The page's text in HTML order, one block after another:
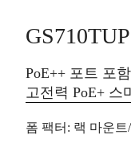
GS710TUP
PoE++ 포트 포
고전력 PoE+ 스
폼 팩터 : 랙 마운